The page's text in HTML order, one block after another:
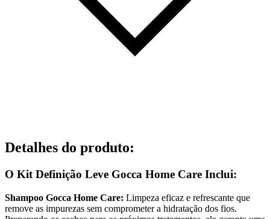
Detalhes do produto:
O Kit Definição Leve Gocca Home Care Inclui:
Shampoo Gocca Home Care: Limpeza eficaz e refrescante que
remove as impurezas sem comprometer a hidratação dos fios.